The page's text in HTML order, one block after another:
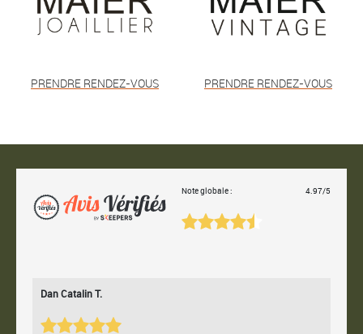
PRENDRE RENDEZ-VOUS PRENDRE RENDEZ-VOUS
Note globale : 4.97/5
Dan Catalin T.